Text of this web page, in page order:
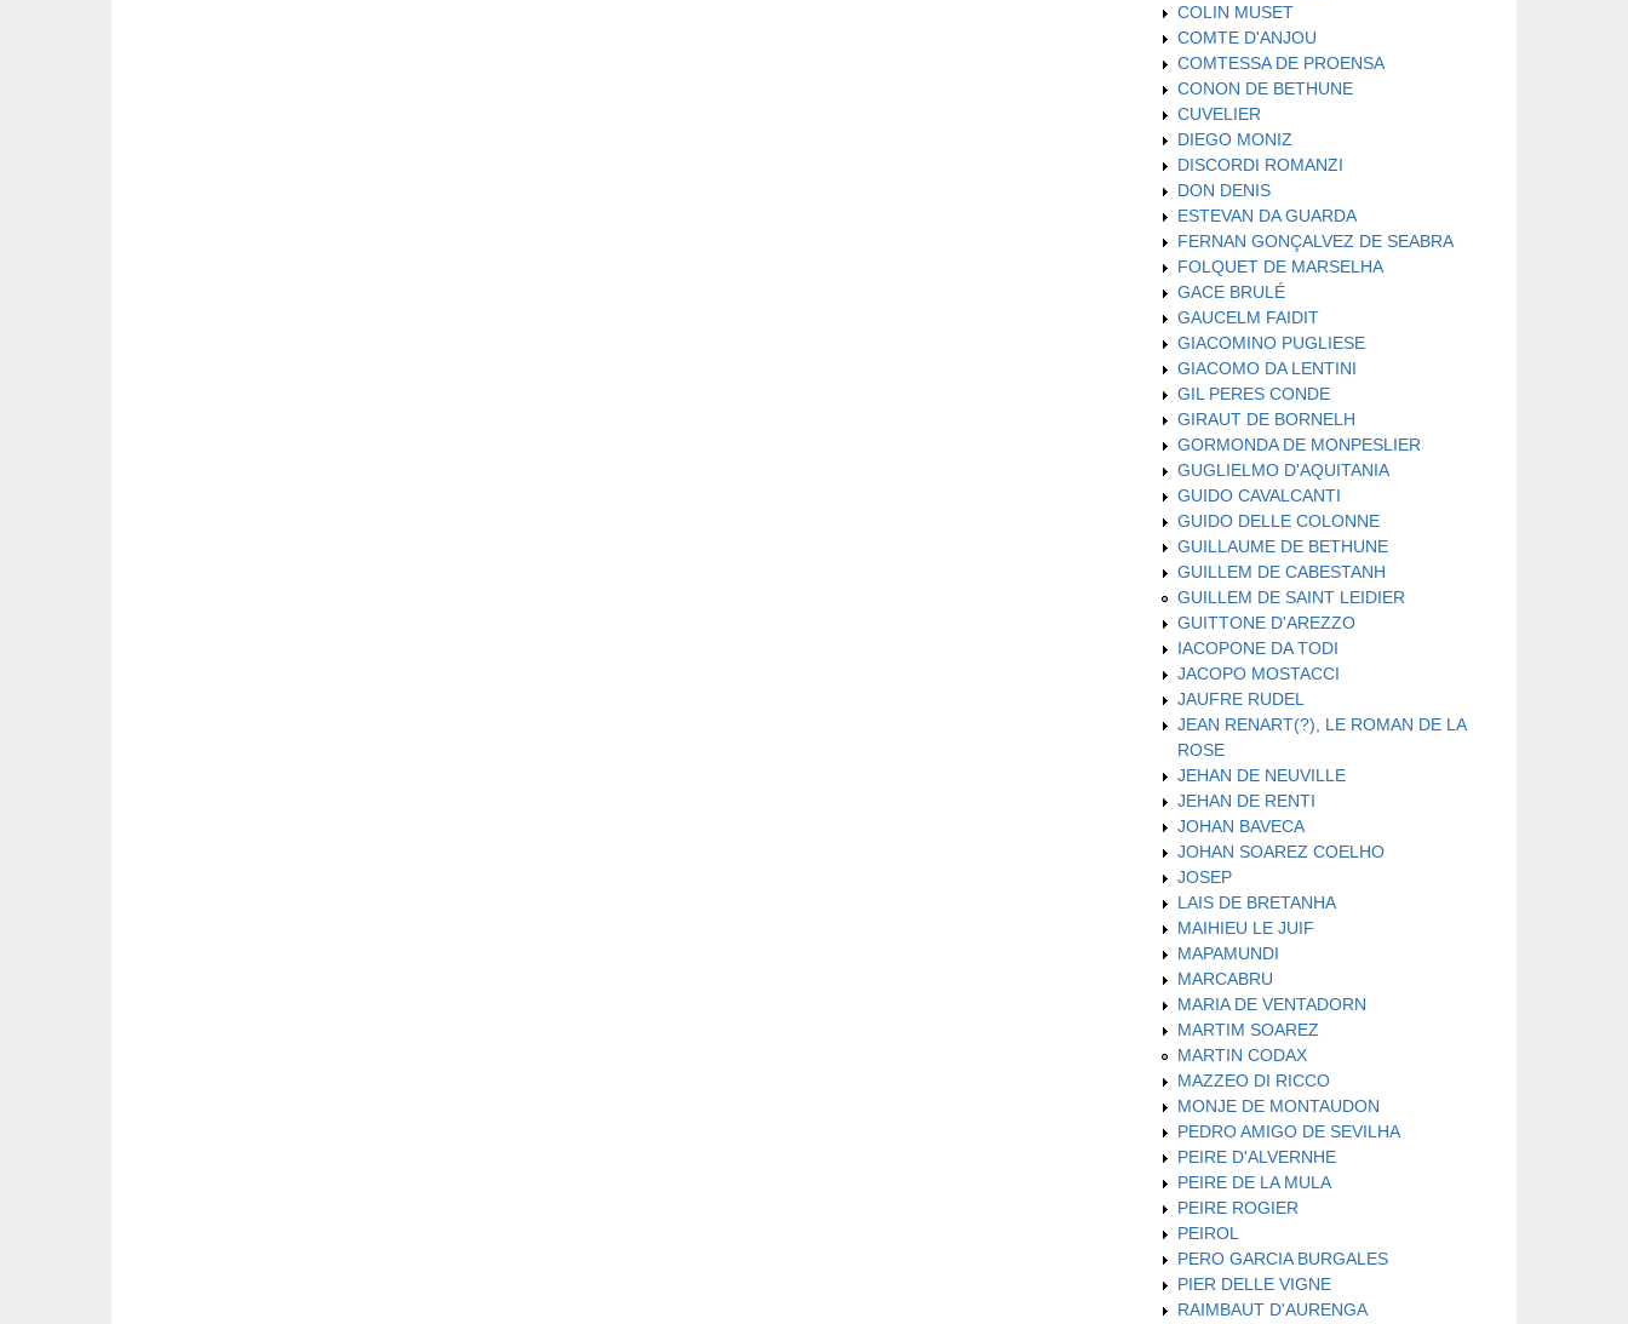
COLIN MUSET
COMTE D'ANJOU
COMTESSA DE PROENSA
CONON DE BETHUNE
CUVELIER
DIEGO MONIZ
DISCORDI ROMANZI
DON DENIS
ESTEVAN DA GUARDA
FERNAN GONÇALVEZ DE SEABRA
FOLQUET DE MARSELHA
GACE BRULÉ
GAUCELM FAIDIT
GIACOMINO PUGLIESE
GIACOMO DA LENTINI
GIL PERES CONDE
GIRAUT DE BORNELH
GORMONDA DE MONPESLIER
GUGLIELMO D'AQUITANIA
GUIDO CAVALCANTI
GUIDO DELLE COLONNE
GUILLAUME DE BETHUNE
GUILLEM DE CABESTANH
GUILLEM DE SAINT LEIDIER
GUITTONE D'AREZZO
IACOPONE DA TODI
JACOPO MOSTACCI
JAUFRE RUDEL
JEAN RENART(?), LE ROMAN DE LA
ROSE
JEHAN DE NEUVILLE
JEHAN DE RENTI
JOHAN BAVECA
JOHAN SOAREZ COELHO
JOSEP
LAIS DE BRETANHA
MAIHIEU LE JUIF
MAPAMUNDI
MARCABRU
MARIA DE VENTADORN
MARTIM SOAREZ
MARTIN CODAX
MAZZEO DI RICCO
MONJE DE MONTAUDON
PEDRO AMIGO DE SEVILHA
PEIRE D'ALVERNHE
PEIRE DE LA MULA
PEIRE ROGIER
PEIROL
PERO GARCIA BURGALES
PIER DELLE VIGNE
RAIMBAUT D'AURENGA